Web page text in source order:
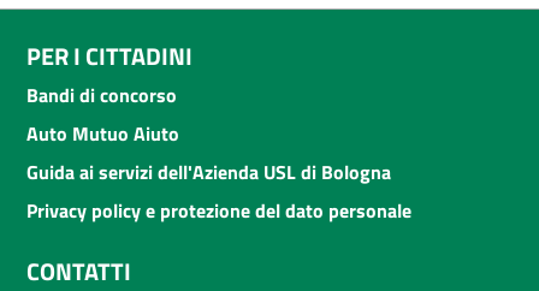
PER I CITTADINI
Bandi di concorso
Auto Mutuo Aiuto
Guida ai servizi dell'Azienda USL di Bologna
Privacy policy e protezione del dato personale
CONTATTI